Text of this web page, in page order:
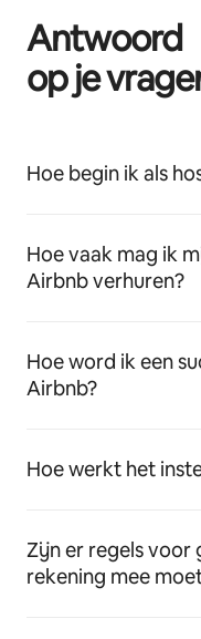
Antwoord
op je
Hoe begin ik als
Hoe vaak mag ik
Airbnb verhuren?
Hoe word ik een
Airbnb?
Hoe werkt het
Zijn er regels voor
rekening mee